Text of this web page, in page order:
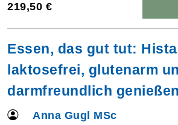
219,50 €
Essen, das gut tut:
laktosefrei, glutenarm
darmfreundlich genießen
Anna Gugl MSc